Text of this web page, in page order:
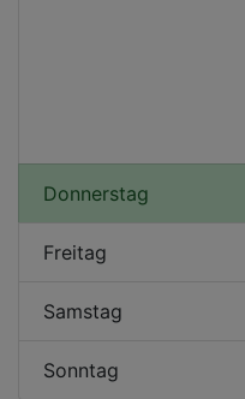
Donnerstag
Freitag
Samstag
Sonntag